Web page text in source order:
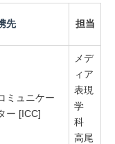
先 担当
ミュニケー
ー [ICC]
メデ
ィア
表現
学
科
高尾